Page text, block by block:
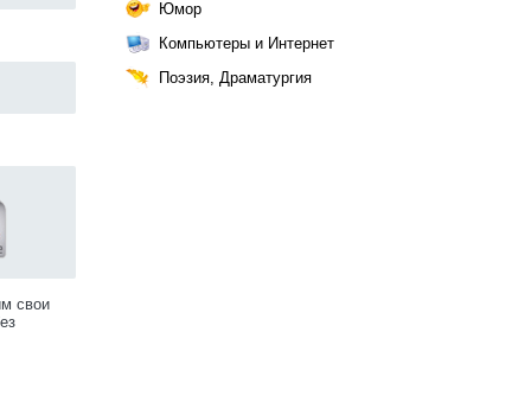
свои
Юмор
Компьютеры и Интернет
Поэзия, Драматургия